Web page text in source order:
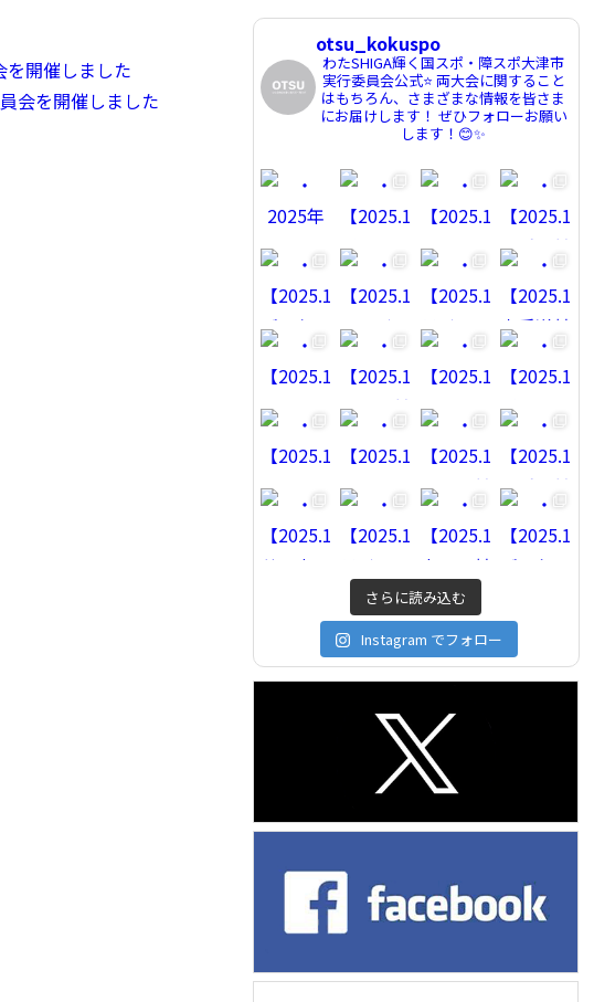
開催しました
会を開催しました
otsu_kokuspo
わたSHIGA輝く国スポ・障スポ大津市
実行委員会公式⭐️両大会に関すること
はもちろん、さまざまな情報を皆さま
にお届けします！ ぜひフォローお願い
します！😊✨
さらに読み込む
Instagram でフォロー